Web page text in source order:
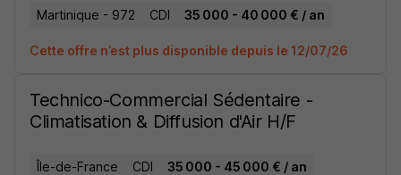
Martinique - 972 CDI 35 000 - 40 000 € / an
Cette offre n’est plus disponible depuis le 12/07/26
Technico-Commercial Sédentaire -
Climatisation & Diffusion d'Air H/F
Île-de-France CDI 35 000 - 45 000 € / an